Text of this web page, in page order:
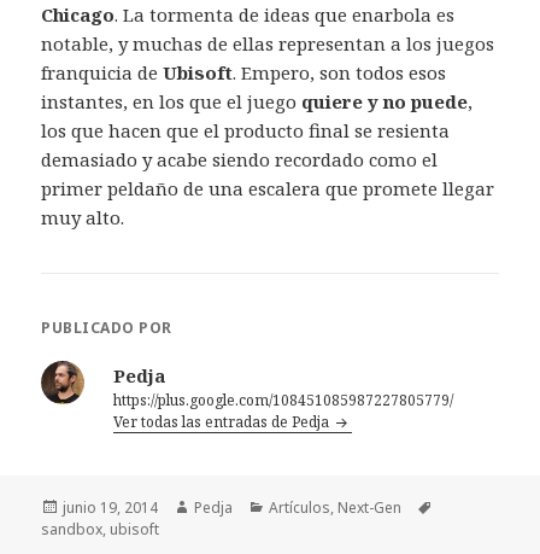
Chicago. La tormenta de ideas que enarbola es
notable, y muchas de ellas representan a los juegos
franquicia deUbisoft. Empero, son todos esos
instantes, en los que el juego quiere y no puede,
los que hacen que el producto final se resienta
demasiado y acabe siendo recordado como el
primer peldaño de una escalera que promete llegar
muy alto.
PUBLICADO POR
Pedja
https://plus.google.com/108451085987227805779/
Ver todas las entradas de Pedja
Publicado
el
junio 19, 2014 Autor
Pedja Categorías
Artículos, Next-Gen
sandbox, ubisoft